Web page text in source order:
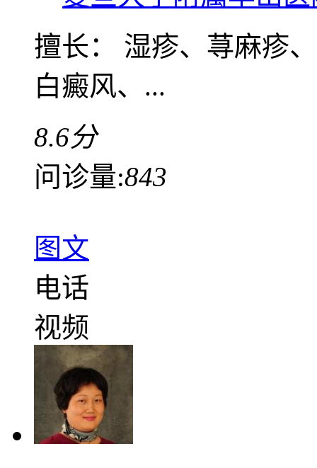
擅长： 湿疹、荨麻疹
白癜风、...
8.6分
问诊量:843
图文
电话
视频